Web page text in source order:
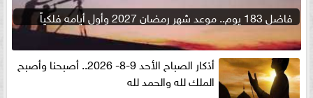
فاضل 183 يوم.. موعد شهر رمضان 2027 وأول أيامه فلكياً
أذكار الصباح الأحد 9-8- 2026.. أصبحنا وأصبح
الملك لله والحمد لله